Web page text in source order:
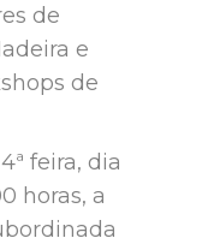
de
e
de
feira, dia
horas, a